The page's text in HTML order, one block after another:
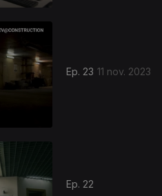
Ep. 23 11 nov. 2023
Ep. 22